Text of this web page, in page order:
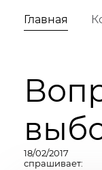
Главная
18/02/2017
спрашивает: